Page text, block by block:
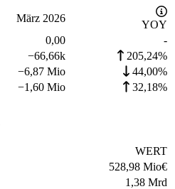
März 2026
YOY
0,00
-
−66,66k
205,24%
−6,87 Mio
44,00%
−1,60 Mio 32,18%
WERT
528,98 Mio€
1,38 Mrd